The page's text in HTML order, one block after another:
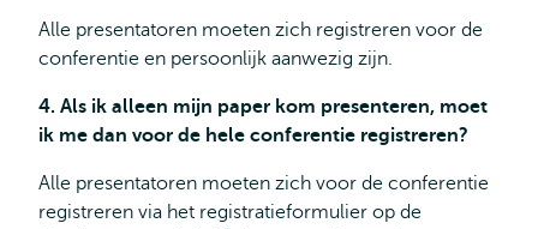
Alle presentatoren moeten zich registreren voor de
conferentie en persoonlijk aanwezig zijn.
4. Als ik alleen mijn paper kom presenteren, moet
ik me dan voor de hele conferentie registreren?
Alle presentatoren moeten zich voor de conferentie
registreren via het registratieformulier op de